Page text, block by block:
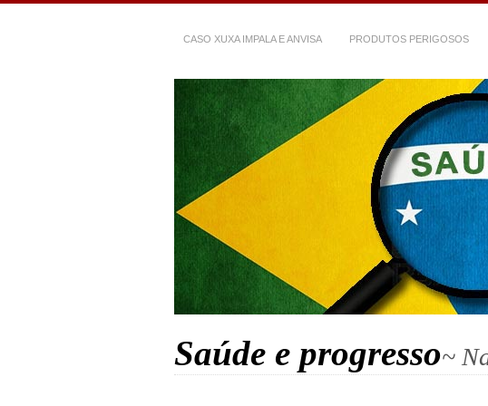
CASO XUXA IMPALA E ANVISA PRODUTOS PERIGOSOS
Saúde e progresso~